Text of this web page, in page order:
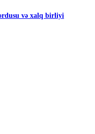
və xalq birliyi